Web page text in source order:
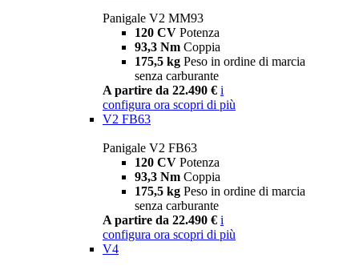
Panigale V2 MM93
120 CV Potenza
93,3 Nm Coppia
175,5 kg Peso in ordine di marcia
senza carburante
A partire da 22.490 € i
configura ora scopri di più
V2 FB63
Panigale V2 FB63
120 CV Potenza
93,3 Nm Coppia
175,5 kg Peso in ordine di marcia
senza carburante
A partire da 22.490 € i
configura ora scopri di più
V4